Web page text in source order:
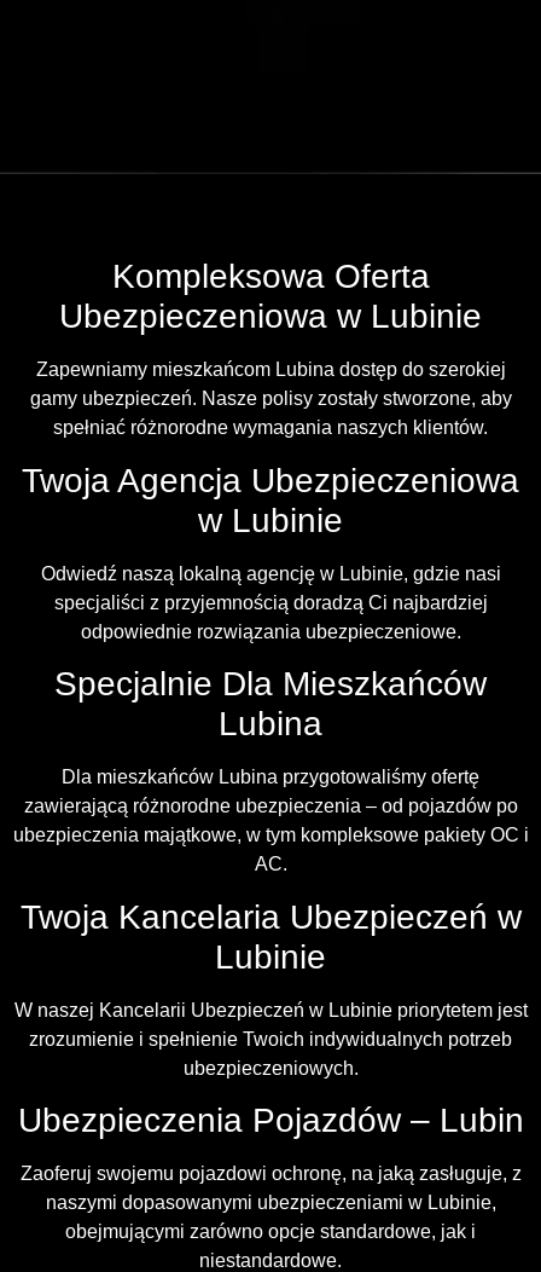
Kompleksowa Oferta
Ubezpieczeniowa w Lubinie
Zapewniamy mieszkańcom Lubina dostęp do szerokiej
gamy ubezpieczeń. Nasze polisy zostały stworzone, aby
spełniać różnorodne wymagania naszych klientów.
Twoja Agencja Ubezpieczeniowa
w Lubinie
Odwiedź naszą lokalną agencję w Lubinie, gdzie nasi
specjaliści z przyjemnością doradzą Ci najbardziej
odpowiednie rozwiązania ubezpieczeniowe.
Specjalnie Dla Mieszkańców
Lubina
Dla mieszkańców Lubina przygotowaliśmy ofertę
zawierającą różnorodne ubezpieczenia – od pojazdów po
ubezpieczenia majątkowe, w tym kompleksowe pakiety OC i
AC.
Twoja Kancelaria Ubezpieczeń w
Lubinie
W naszej Kancelarii Ubezpieczeń w Lubinie priorytetem jest
zrozumienie i spełnienie Twoich indywidualnych potrzeb
ubezpieczeniowych.
Ubezpieczenia Pojazdów – Lubin
Zaoferuj swojemu pojazdowi ochronę, na jaką zasługuje, z
naszymi dopasowanymi ubezpieczeniami w Lubinie,
obejmującymi zarówno opcje standardowe, jak i
niestandardowe.